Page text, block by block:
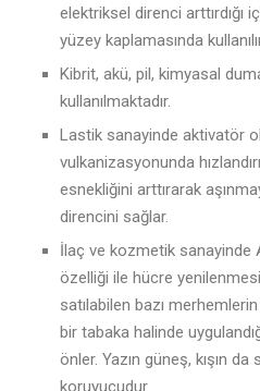
elektriksel direnci arttırdığı
yüzey kaplamasında
Kibrit, akü, pil, kimyasal
kullanılmaktadır.
Lastik sanayinde aktivatör
vulkanizasyonunda
esnekliğini arttırarak
direncini sağlar.
İlaç ve kozmetik sanayinde
özelliği ile hücre
satılabilen bazı
bir tabaka halinde
önler. Yazın güneş, kışın da
koruyucudur.